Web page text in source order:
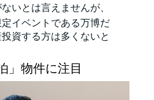
いとは言えませんが、
イベントである万博だ
資する方は多くないと
」物件に注目